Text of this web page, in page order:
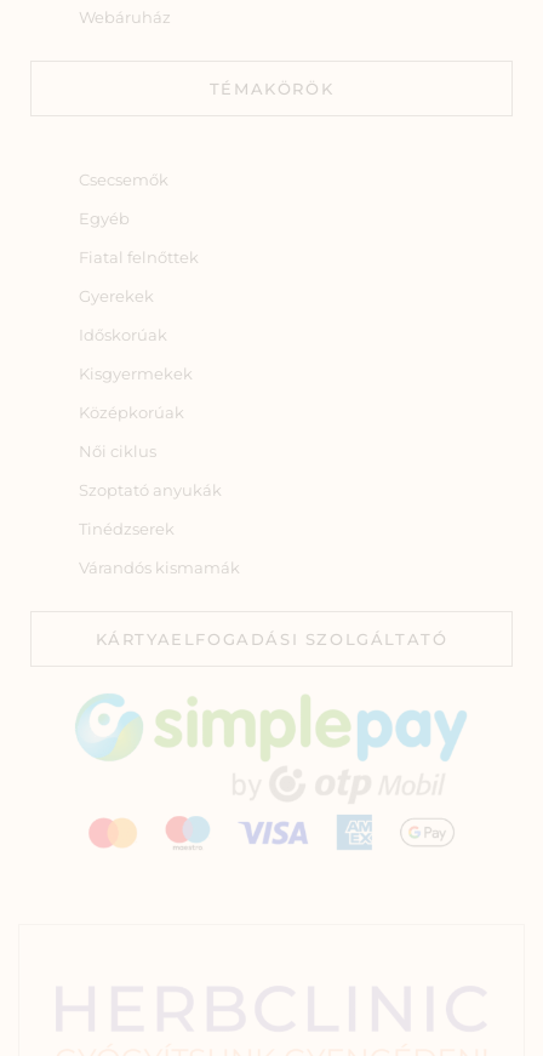
Webáruház
TÉMAKÖRÖK
Csecsemők
Egyéb
Fiatal felnőttek
Gyerekek
Időskorúak
Kisgyermekek
Középkorúak
Női ciklus
Szoptató anyukák
Tinédzserek
Várandós kismamák
KÁRTYAELFOGADÁSI SZOLGÁLTATÓ